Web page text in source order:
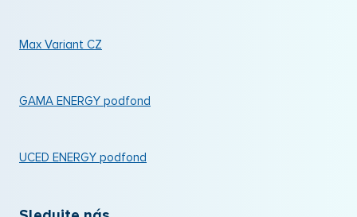
Max Variant CZ
GAMA ENERGY podfond
UCED ENERGY podfond